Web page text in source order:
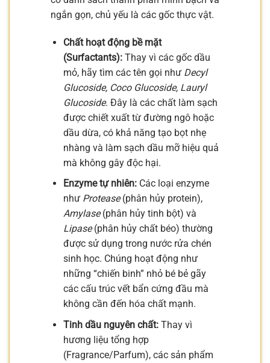
ngắn gọn, chủ yếu là các gốc thực vật.
Chất hoạt động bề mặt
(Surfactants):Thay vì các gốc dầu
mỏ, hãy tìm các tên gọi như Decyl
Glucoside, Coco Glucoside, Lauryl
Glucoside. Đây là các chất làm sạch
được chiết xuất từ đường ngô hoặc
dầu dừa, có khả năng tạo bọt nhẹ
nhàng và làm sạch dầu mỡ hiệu quả
mà không gây độc hại.
Enzyme tự nhiên:Các loại enzyme
như Protease(phân hủy protein),
Amylase(phân hủy tinh bột) và
Lipase(phân hủy chất béo) thường
được sử dụng trong nước rửa chén
sinh học. Chúng hoạt động như
những “chiến binh” nhỏ bé bẻ gãy
các cấu trúc vết bẩn cứng đầu mà
không cần đến hóa chất mạnh.
Tinh dầu nguyên chất:Thay vì
hương liệu tổng hợp
(Fragrance/Parfum), các sản phẩm